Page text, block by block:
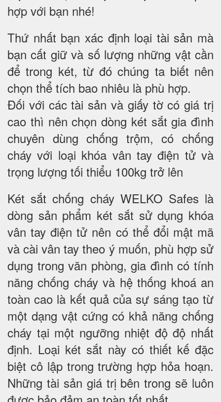
hợp với bạn nhé!
Thứ nhất bạn xác định loại tài sản mà
bạn cất giữ và số lượng những vật cần
để trong két, từ đó chúng ta biết nên
chọn thể tích bao nhiêu là phù hợp.
Đối với các tài sản và giấy tờ có giá trị
cao thì nên chọn dòng két sắt gia đình
chuyên dùng chống trộm, có chống
cháy với loại khóa vân tay điện tử và
trọng lượng tối thiểu 100kg trở lên
Két sắt chống cháy WELKO Safes là
dòng sản phẩm két sắt sử dụng khóa
vân tay điện tử nên có thể đổi mật mã
và cài vân tay theo ý muốn, phù hợp sử
dụng trong văn phòng, gia đình có tính
năng chống cháy và hệ thống khoá an
toàn cao là kết quả của sự sáng tạo từ
một dạng vật cứng có khả năng chống
cháy tại một ngưỡng nhiệt độ độ nhất
định. Loại két sắt này có thiết kế đặc
biệt cô lập trong trường hợp hỏa hoạn.
Những tài sản giá trị bên trong sẽ luôn